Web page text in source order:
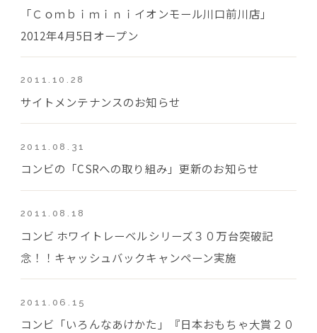
「Ｃｏｍｂｉｍｉｎｉイオンモール川口前川店」
2012年4月5日オープン
2011.10.28
サイトメンテナンスのお知らせ
2011.08.31
コンビの「CSRへの取り組み」更新のお知らせ
2011.08.18
コンビ ホワイトレーベルシリーズ３０万台突破記
念！！キャッシュバックキャンペーン実施
2011.06.15
コンビ「いろんなあけかた」『日本おもちゃ大賞２０